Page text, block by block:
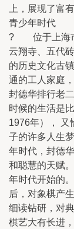
上，展现了富
青少年时代
? 位于上海市
云翔寺、五代
的历史文化古
通的工人家庭
封德华排行老
时候的生活是
1976年）， 又
子的许多人生
年时代，封德
和聪慧的天赋
年时代开始的
后，对象棋产
细读钻研，对
棋艺大有长进